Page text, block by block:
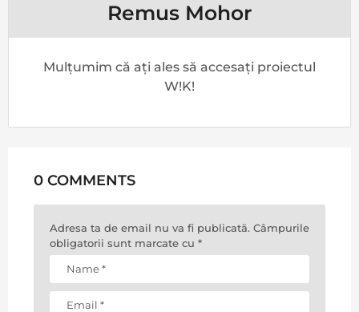
Remus Mohor
Mulțumim că ați ales să accesați proiectul
W!K!
0 COMMENTS
Adresa ta de email nu va fi publicată. Câmpurile
obligatorii sunt marcate cu *